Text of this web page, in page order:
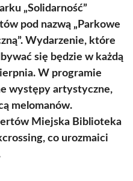
„Solidarność”
pod nazwą „Parkowe
Wydarzenie, które
się będzie w każdą
W programie
występy artystyczne,
melomanów.
Miejska Biblioteka
co urozmaici